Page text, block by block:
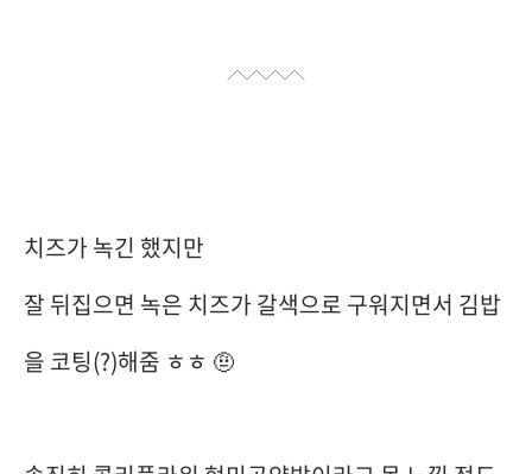
치즈가 녹긴 했지만
잘 뒤집으면 녹은 치즈가 갈색으로 구워지면서 김밥
을 코팅(?)해줌 ㅎㅎ 🤨